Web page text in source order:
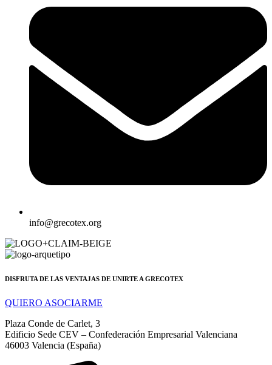
info@grecotex.org
DISFRUTA DE LAS VENTAJAS DE UNIRTE A GRECOTEX
QUIERO ASOCIARME
Plaza Conde de Carlet, 3
Edificio Sede CEV – Confederación Empresarial Valenciana
46003 Valencia (España)